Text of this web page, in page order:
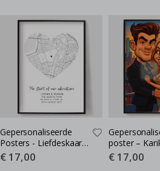
Gepersonaliseerde
Posters - Liefdeskaart -
Waar de Liefde Begon
Special
Price
€ 17,00
poster –
Cartoon-stijl
poster
Special
Price
€ 17,00